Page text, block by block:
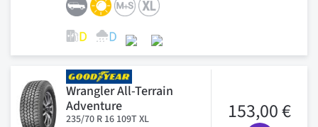
Wrangler All-Terrain
Adventure
235/70 R 16 109T XL 153,00 €